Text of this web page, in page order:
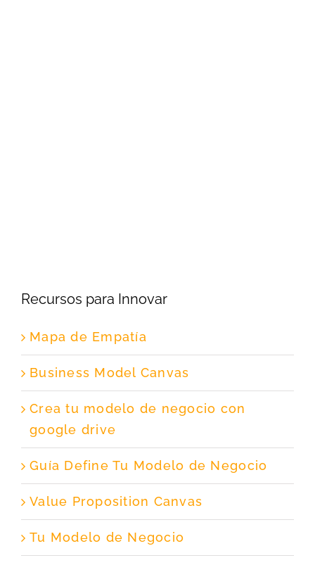
Recursos para Innovar
Mapa de Empatía
Business Model Canvas
Crea tu modelo de negocio con
google drive
Guía Define Tu Modelo de Negocio
Value Proposition Canvas
Tu Modelo de Negocio